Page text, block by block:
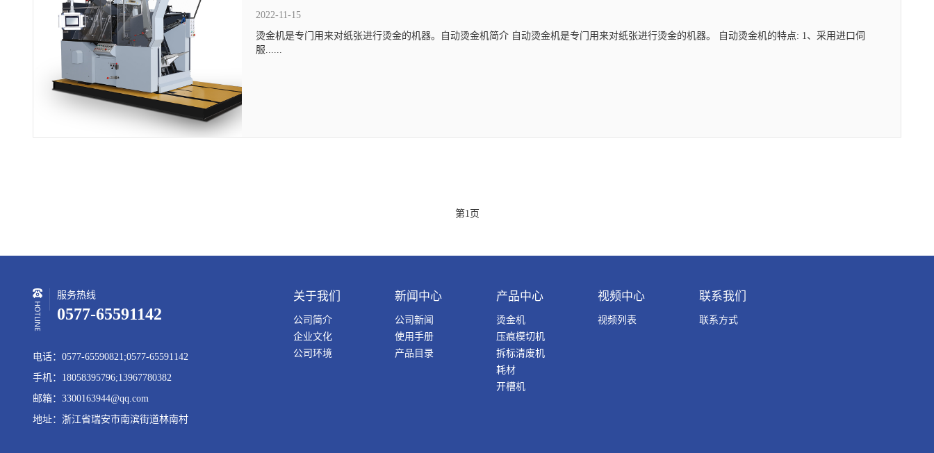
2022-11-15
烫金机是专门用来对纸张进行烫金的机器。自动烫金机简介 自动烫金机是专门用来对纸张进行烫金的机器。 自动烫金机的特点: 1、采用进口伺
服......
第1页
服务热线
0577-65591142
电话：0577-65590821;0577-65591142
手机：18058395796;13967780382
邮箱：3300163944@qq.com
地址：浙江省瑞安市南滨街道林南村
关于我们
公司简介
企业文化
公司环境
新闻中心
公司新闻
使用手册
产品目录
产品中心
烫金机
压痕模切机
拆标清废机
耗材
开槽机
视频中心
视频列表
联系我们
联系方式